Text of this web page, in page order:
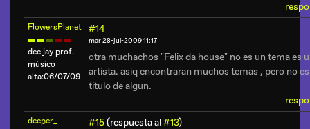
FlowersPlanet
dee jay prof.
músico
alta:06/07/09
#14
mar 28-jul-2009 11:17
otra muchachos "Felix da house" no es un tema es
artista. asiq encontraran muchos temas , pero no es
titulo de algun.
deeper_ #15(respuesta al#13)